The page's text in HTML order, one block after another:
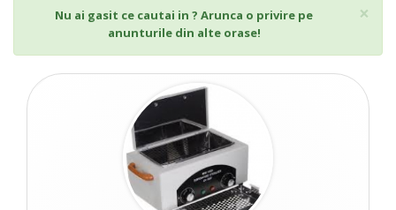
×
Nu ai gasit ce cautai in ? Arunca o privire pe
anunturile din alte orase!